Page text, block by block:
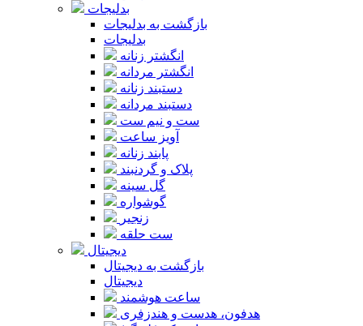
بدلیجات
بازگشت به بدلیجات
بدلیجات
انگشتر زنانه
انگشتر مردانه
دستبند زنانه
دستبند مردانه
ست و نیم ست
آویز ساعت
پابند زنانه
پلاک و گردنبند
گل سینه
گوشواره
زنجیر
ست حلقه
دیجیتال
بازگشت به دیجیتال
دیجیتال
ساعت هوشمند
هدفون، هدست و هندزفری